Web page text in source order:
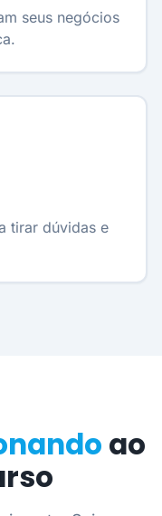
seus negócios
tirar dúvidas e
ao